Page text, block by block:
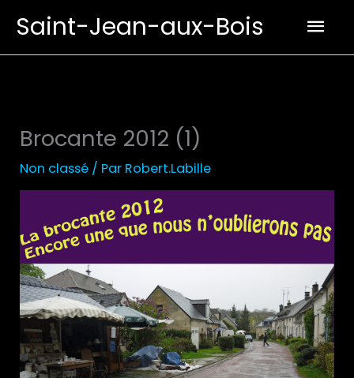
contenu
Saint-Jean-aux-Bois
Brocante 2012 (1)
Non classé / Par Robert.Labille